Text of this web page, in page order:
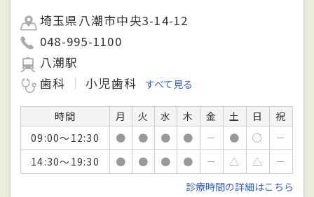
埼玉県八潮市中央3-14-12
048-995-1100
八潮駅
歯科
小児歯科 すべて見る
時間 月 火 水 木 金 土 日
祝
09:00～12:30
● ● ● ● － ● ○
－
14:30～19:30
● ● ● ● － △ △
－
診療時間の詳細はこちら